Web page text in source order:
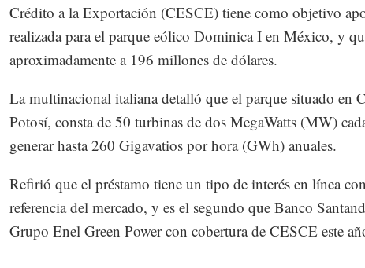
Crédito a la Exportación (CESCE) tiene como objetivo
realizada para el parque eólico Dominica I en México, y
aproximadamente a 196 millones de dólares.
La multinacional italiana detalló que el parque situado en
Potosí, consta de 50 turbinas de dos MegaWatts (MW)
generar hasta 260 Gigavatios por hora (GWh) anuales.
Refirió que el préstamo tiene un tipo de interés en línea
referencia del mercado, y es el segundo que Banco
Grupo Enel Green Power con cobertura de CESCE este